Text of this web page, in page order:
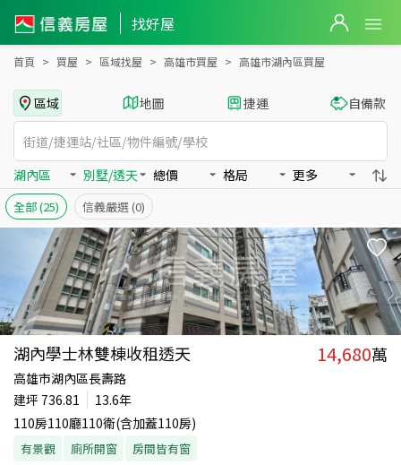
找好屋
高雄市湖內區買房：別墅/透天房屋物件出售、房價分析
首頁 買屋 區域找屋 高雄市買屋 高雄市湖內區買屋
區域 地圖 捷運 自備款
湖內區 別墅/透天 總價 格局 更多
全部(25) 信義嚴選 (0)
湖內學士林雙棟收租透天 14,680萬
高雄市湖內區長壽路
建坪 736.81
13.6年
110房110廳110衛(含加蓋110房)
有景觀 廁所開窗 房間皆有窗